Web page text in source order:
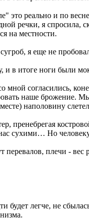
это реально и по
речки, я спросила,
на местности.
я еще не
и в итоге ноги были
мной согласились,
наше брожение.
наполовину
пренебрегая
сухими… Но
плечи - вес
будет легче, не